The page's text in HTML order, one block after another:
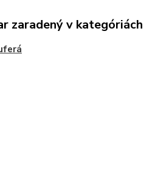
zaradený v kategóriách